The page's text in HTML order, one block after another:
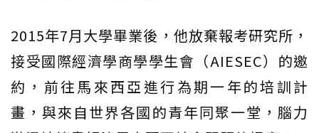
2015年7月大學畢業後，他放棄報考研究所，
接受國際經濟學商學學生會（AIESEC）的邀
約，前往馬來西亞進行為期一年的培訓計
畫，與來自世界各國的青年同聚一堂，腦力